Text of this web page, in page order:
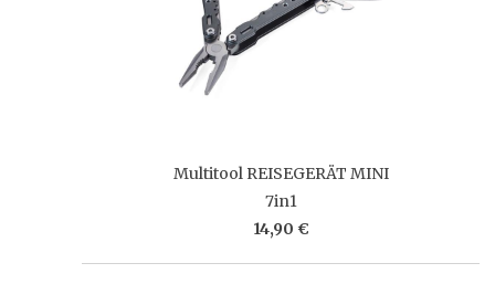
Multitool REISEGERÄT MINI
7in1
14,90 €